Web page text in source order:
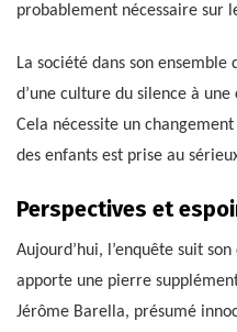
probablement nécessaire sur
La société dans son
d’une culture du silence à
Cela nécessite un
des enfants est prise au
Perspectives et
Aujourd’hui, l’enquête suit
apporte une pierre
Jérôme Barella, présumé